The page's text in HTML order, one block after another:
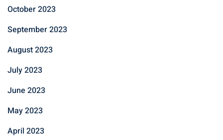
October 2023
September 2023
August 2023
July 2023
June 2023
May 2023
April 2023